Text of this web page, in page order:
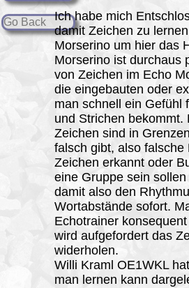
Go Back
Ich habe mich
damit Zeichen zu
Morserino um hier das
Morserino ist durchaus
von Zeichen im Echo
die eingebauten oder
man schnell ein Gefühl
und Strichen bekommt.
Zeichen sind in
falsch gibt, also
Zeichen erkannt oder
eine Gruppe sein
damit also den
Wortabstände sofort.
Echotrainer
wird aufgefordert das
widerholen.
Willi Kraml OE1WKL
man lernen kann